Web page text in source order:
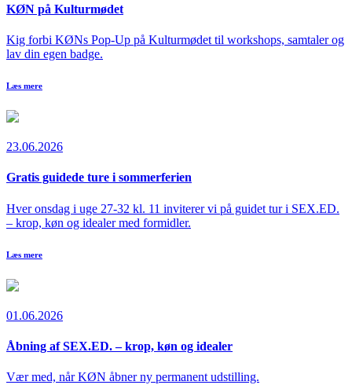
KØN på Kulturmødet
Kig forbi KØNs Pop-Up på Kulturmødet til workshops, samtaler og
lav din egen badge.
Læs mere
23.06.2026
Gratis guidede ture i sommerferien
Hver onsdag i uge 27-32 kl. 11 inviterer vi på guidet tur i SEX.ED.
– krop, køn og idealer med formidler.
Læs mere
01.06.2026
Åbning af SEX.ED. – krop, køn og idealer
Vær med, når KØN åbner ny permanent udstilling.